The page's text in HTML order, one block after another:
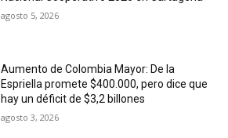
agosto 5, 2026
Aumento de Colombia Mayor: De la
Espriella promete $400.000, pero dice que
hay un déficit de $3,2 billones
agosto 3, 2026